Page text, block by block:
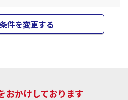
件を変更する
おかけしております